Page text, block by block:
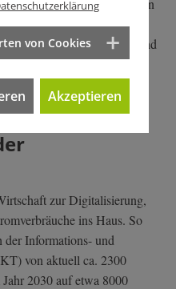
bei seinem Mobiltelefon
Derzeit stecken immerhin
Zinn, Wolfram, Tantal und
das es derzeit zu kaufen
zur Digitalisierung,
ins Haus. So
Informations- und
von aktuell ca. 2300
2030 auf etwa 8000
von Cookies
Akzeptieren